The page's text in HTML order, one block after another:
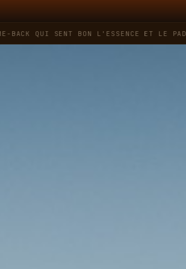
QUI SENT BON L'ESSENCE ET LE PADDOCK